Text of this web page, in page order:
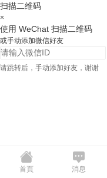
扫描二维码
×
使用 WeChat 扫描二维码
或手动添加微信好友
请跳转后，手动添加好友，谢谢
首頁 消息